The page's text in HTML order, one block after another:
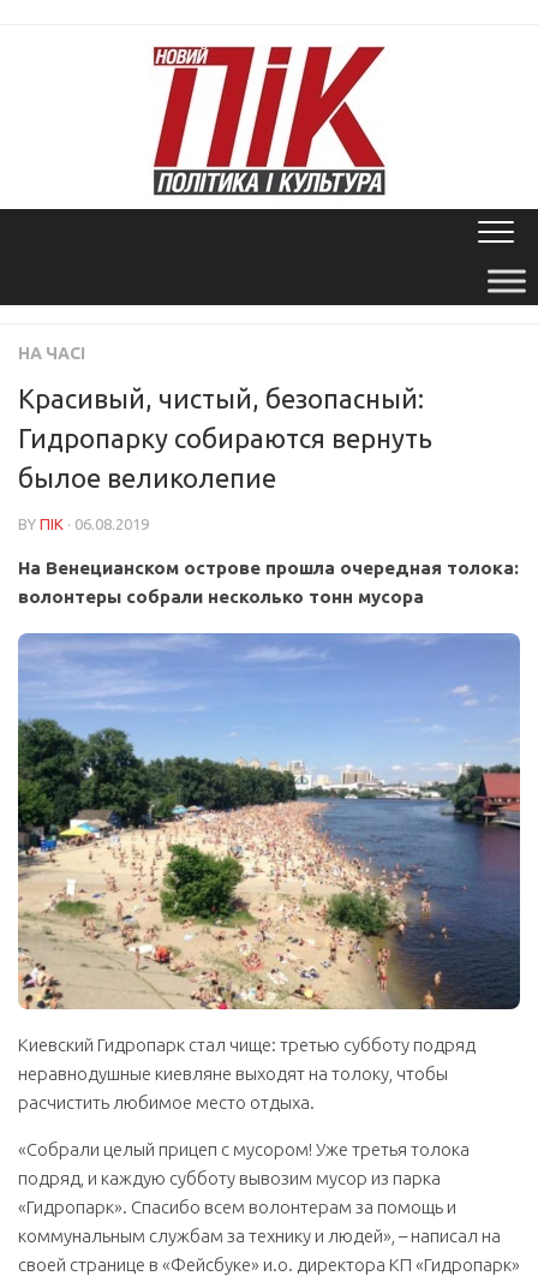
НА ЧАСІ
Красивый, чистый, безопасный:
Гидропарку собираются вернуть
былое великолепие
BY ПІК · 06.08.2019
На Венецианском острове прошла очередная толока:
волонтеры собрали несколько тонн мусора
Киевский Гидропарк стал чище: третью субботу подряд
неравнодушные киевляне выходят на толоку, чтобы
расчистить любимое место отдыха.
«Собрали целый прицеп с мусором! Уже третья толока
подряд, и каждую субботу вывозим мусор из парка
«Гидропарк». Спасибо всем волонтерам за помощь и
коммунальным службам за технику и людей», – написал на
своей странице в «Фейсбуке» и.о. директора КП «Гидропарк»